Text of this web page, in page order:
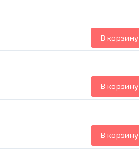
В корзину
В корзину
В корзину